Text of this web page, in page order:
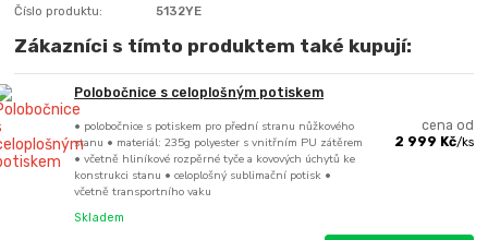
Číslo produktu: 5132YE
Zákazníci s tímto produktem také kupují:
Polobočnice s celoplošným potiskem
• polobočnice s potiskem pro přední stranu nůžkového
stanu • materiál: 235g polyester s vnitřním PU zátěrem
• včetně hliníkové rozpěrné tyče a kovových úchytů ke
konstrukci stanu • celoplošný sublimační potisk •
včetně transportního vaku
cena od
2 999 Kč/ks
Skladem